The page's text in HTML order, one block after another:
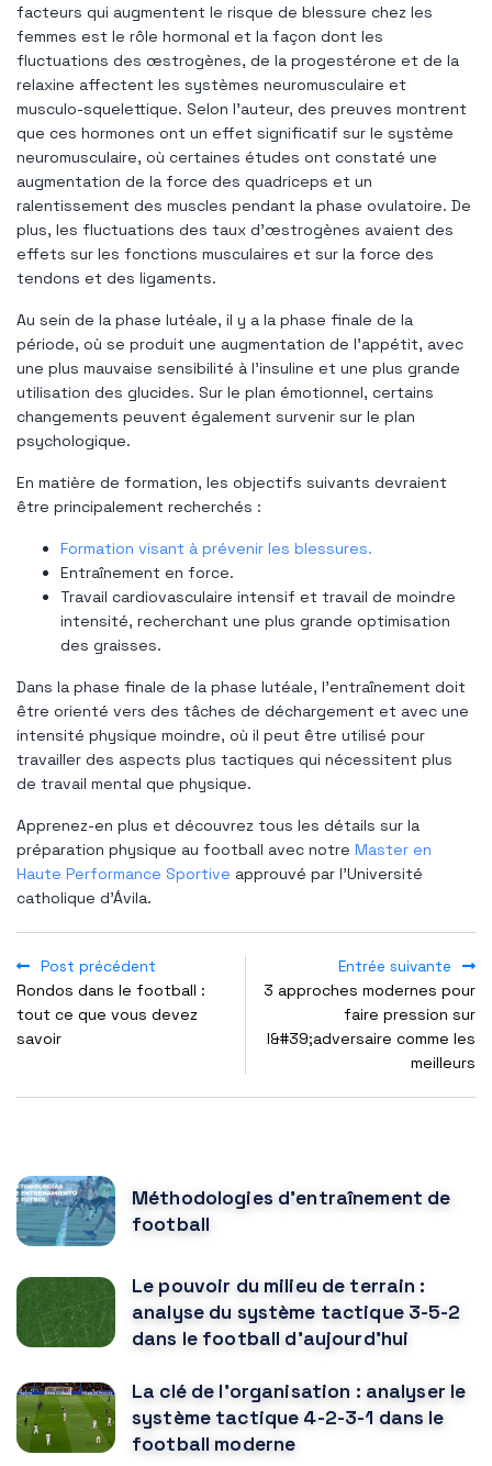
facteurs qui augmentent le risque de blessure chez les
femmes est le rôle hormonal et la façon dont les
fluctuations des œstrogènes, de la progestérone et de la
relaxine affectent les systèmes neuromusculaire et
musculo-squelettique. Selon l'auteur, des preuves montrent
que ces hormones ont un effet significatif sur le système
neuromusculaire, où certaines études ont constaté une
augmentation de la force des quadriceps et un
ralentissement des muscles pendant la phase ovulatoire. De
plus, les fluctuations des taux d’œstrogènes avaient des
effets sur les fonctions musculaires et sur la force des
tendons et des ligaments.
Au sein de la phase lutéale, il y a la phase finale de la
période, où se produit une augmentation de l'appétit, avec
une plus mauvaise sensibilité à l'insuline et une plus grande
utilisation des glucides. Sur le plan émotionnel, certains
changements peuvent également survenir sur le plan
psychologique.
En matière de formation, les objectifs suivants devraient
être principalement recherchés :
Formation visant à prévenir les blessures.
Entraînement en force.
Travail cardiovasculaire intensif et travail de moindre
intensité, recherchant une plus grande optimisation
des graisses.
Dans la phase finale de la phase lutéale, l'entraînement doit
être orienté vers des tâches de déchargement et avec une
intensité physique moindre, où il peut être utilisé pour
travailler des aspects plus tactiques qui nécessitent plus
de travail mental que physique.
Apprenez-en plus et découvrez tous les détails sur la
préparation physique au football avec notre Master en
Haute Performance Sportive approuvé par l'Université
catholique d'Ávila.
Post précédent
Rondos dans le football :
tout ce que vous devez
savoir
Entrée suivante
3 approches modernes pour
faire pression sur
l&#39;adversaire comme les
meilleurs
Méthodologies d'entraînement de
football
Le pouvoir du milieu de terrain :
analyse du système tactique 3-5-2
dans le football d'aujourd'hui
La clé de l'organisation : analyser le
système tactique 4-2-3-1 dans le
football moderne